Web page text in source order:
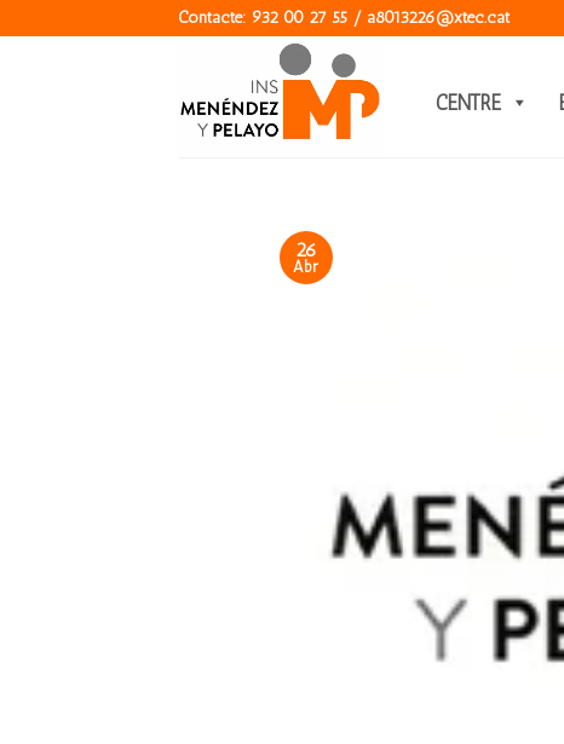
to
Contacte: 932 00 27 55 / a8013226@xtec.cat
CENTRE
26
Abr